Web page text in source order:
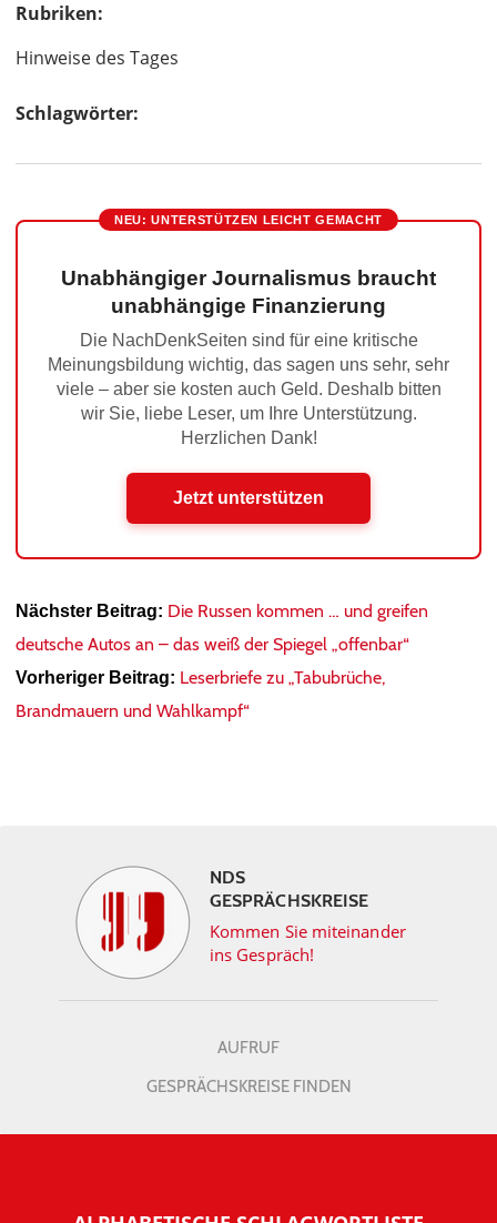
Rubriken:
Hinweise des Tages
Schlagwörter:
NEU: UNTERSTÜTZEN LEICHT GEMACHT
Unabhängiger Journalismus braucht
unabhängige Finanzierung
Die NachDenkSeiten sind für eine kritische
Meinungsbildung wichtig, das sagen uns sehr, sehr
viele – aber sie kosten auch Geld. Deshalb bitten
wir Sie, liebe Leser, um Ihre Unterstützung.
Herzlichen Dank!
Jetzt unterstützen
Nächster Beitrag: Die Russen kommen … und greifen
deutsche Autos an – das weiß der Spiegel „offenbar“
Vorheriger Beitrag: Leserbriefe zu „Tabubrüche,
Brandmauern und Wahlkampf“
NDS
GESPRÄCHSKREISE
Kommen Sie miteinander
ins Gespräch!
AUFRUF
GESPRÄCHSKREISE FINDEN